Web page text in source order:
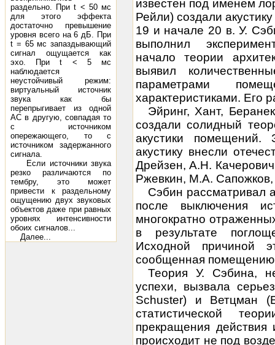
раздельно. При t < 50 мс
для этого эффекта
достаточно превышение
уровня всего на 6 дБ. При
t = 65 мс запаздывающий
сигнал ощущается как
эхо. При t < 5 мс
наблюдается
неустойчивый режим:
виртуальный источник
звука как бы
перепрыгивает из одной
АС в другую, совпадая то
с источником
опережающего, то с
источником задержанного
сигнала.
Если источники звука
резко различаются по
тембру, это может
привести к раздельному
ощущению двух звуковых
объектов даже при равных
уровнях интенсивности
обоих сигналов...
Далее...
известен под именем
Рейли) создали
19 и начале 20 в. У.
выполнил
начало теории
выявил
параметрами
характеристиками. Его
Эйринг, Хант,
создали солидный
акустики помещений.
акустику внесли
Дрейзен, А.Н.
Ржевкин, М.А.
Сэбин рассматривал
после выключения
многократно
в результате
Исходной причиной
сообщенная помещению
Теория У. Сэбина,
успехи, вызвала
Schuster) и Ветцман
статистической
прекращения действия
происходит не под